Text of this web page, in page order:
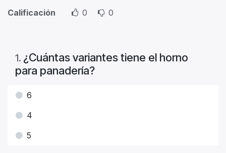
Calificación
0 0
1. ¿Cuántas variantes tiene el horno
para panadería?
6
4
5